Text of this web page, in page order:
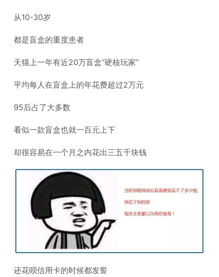
从10-30岁
都是盲盒的重度患者
天猫上一年有近20万盲盒“硬核玩家”
平均每人在盲盒上的年花费超过2万元
95后占了大多数
看似一款盲盒也就一百元上下
却很容易在一个月之内花出三五千块钱
还花呗信用卡的时候都发誓